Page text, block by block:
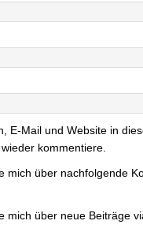
E-Mail und Website in
kommentiere.
mich über nachfolgende
mich über neue Beiträge